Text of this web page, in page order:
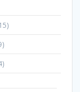
15
producten
9
producten
4
producten